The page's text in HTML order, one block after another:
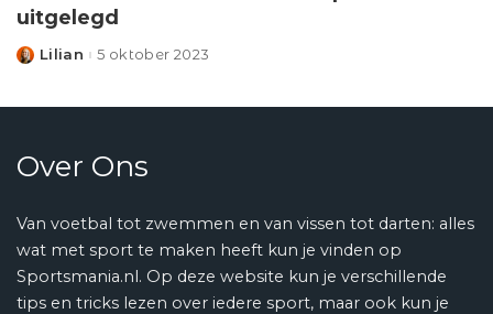
uitgelegd
Posted
Lilian 5 oktober 2023
Over Ons
Van voetbal tot zwemmen en van vissen tot darten: alles
wat met sport te maken heeft kun je vinden op
Sportsmania.nl. Op deze website kun je verschillende
tips en tricks lezen over iedere sport, maar ook kun je